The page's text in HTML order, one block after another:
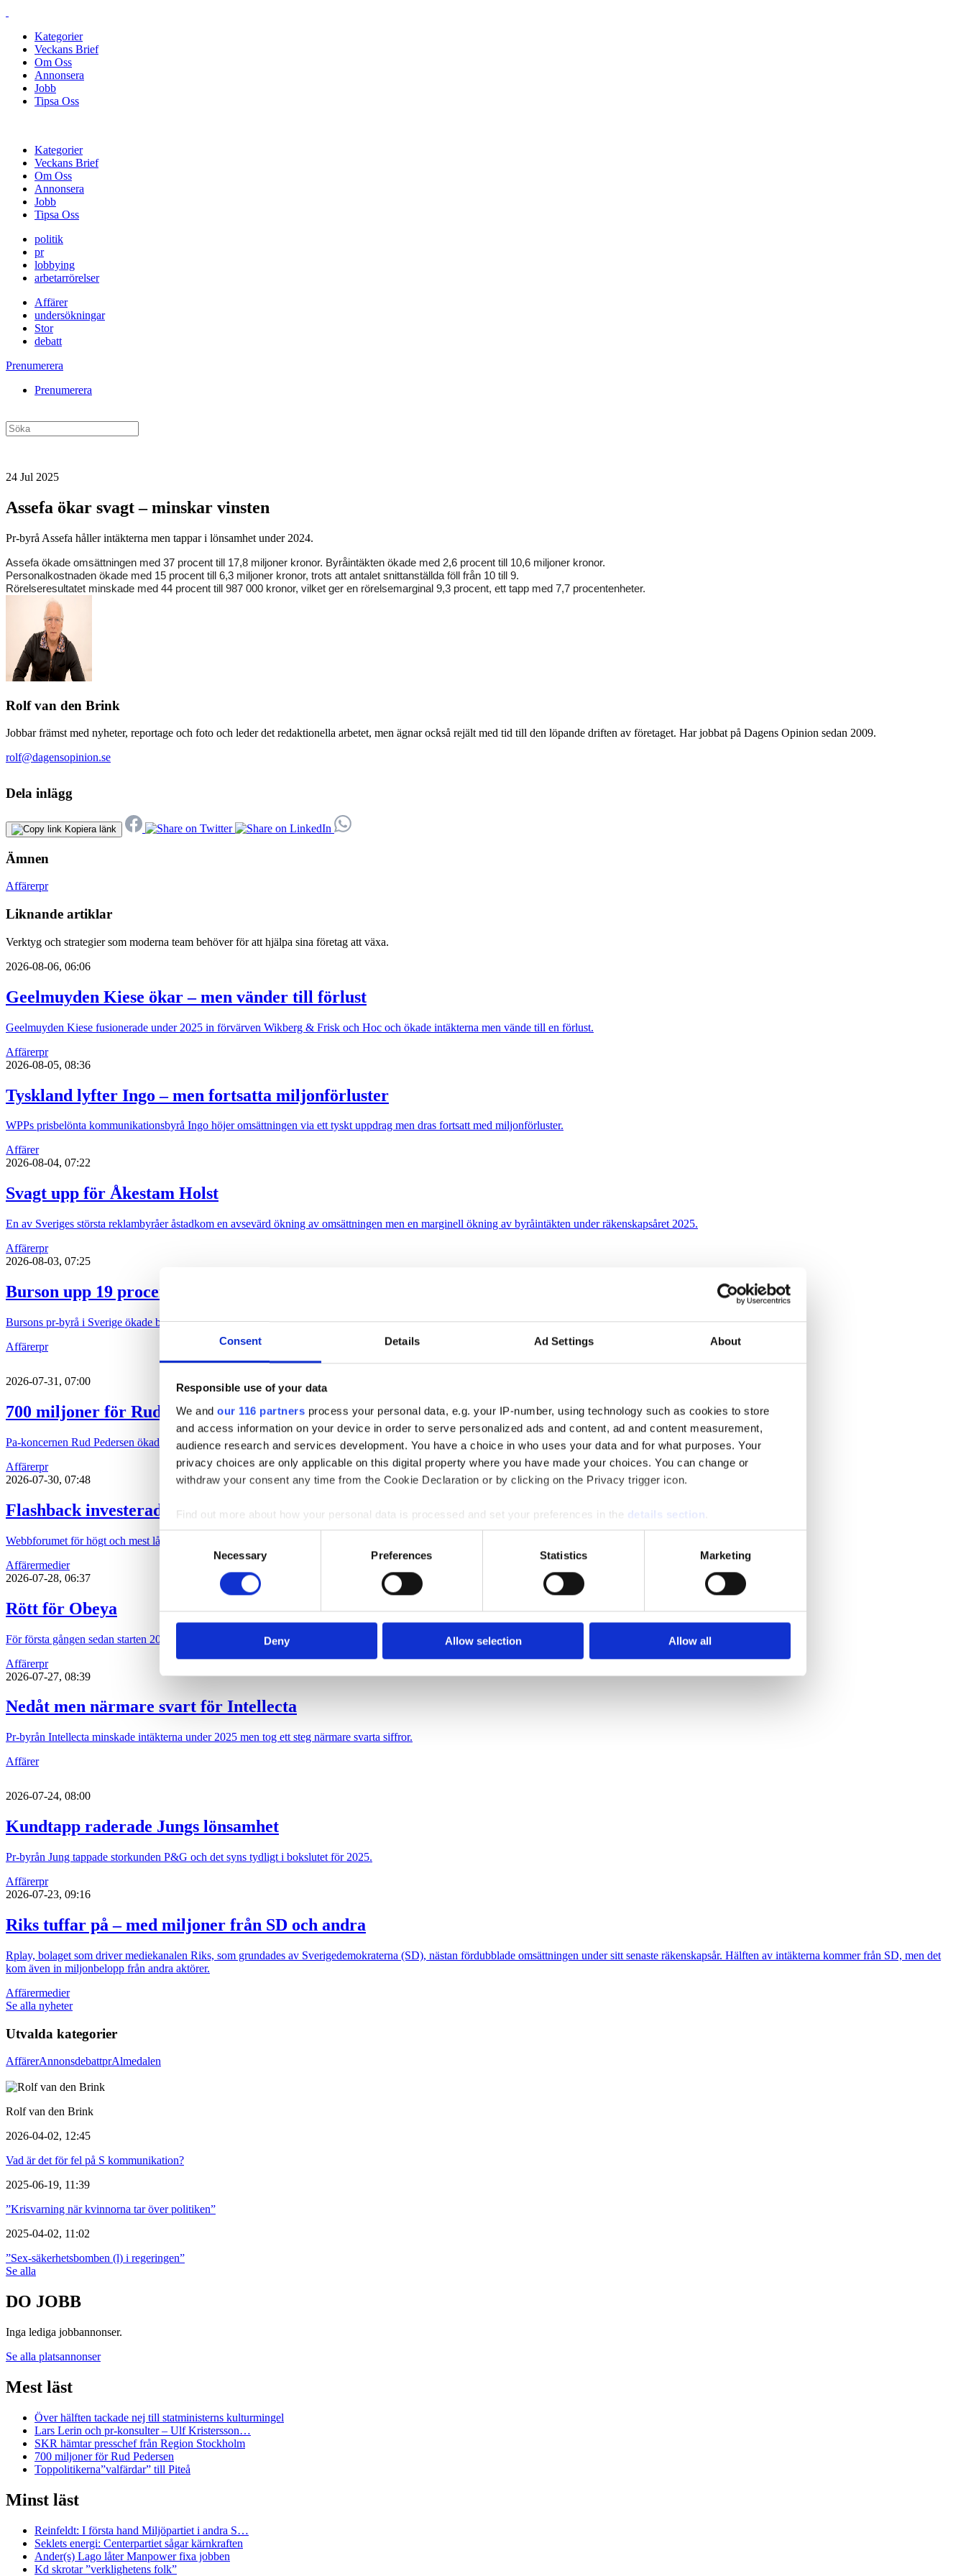
Consent Details Ad Settings About
Responsible use of your data
We and our 116 partners process your personal data, e.g. your IP-number, using technology such as cookies to store
and access information on your device in order to serve personalized ads and content, ad and content measurement,
audience research and services development. You have a choice in who uses your data and for what purposes. Your
privacy choices are only applicable on this digital property where you have made your choices. You can change or
withdraw your consent any time from the Cookie Declaration or by clicking on the Privacy trigger icon.
Find out more about how your personal data is processed and set your preferences in the details section
We use cookies to personalise content and ads, to provide social media features and to analyse our traffic. We also share
information about your use of our site with our social media, advertising and analytics partners who may combine it with
other information that you’ve provided to them or that they’ve collected from your use of their services.
Consent
Necessary Preferences Statistics Marketing
Deny Allow selection Allow all
Kategorier
Veckans Brief
Om Oss
Annonsera
Jobb
Tipsa Oss
Kategorier
Veckans Brief
Om Oss
Annonsera
Jobb
Tipsa Oss
politik
pr
lobbying
arbetarrörelser
Affärer
undersökningar
Stor
debatt
Prenumerera
Prenumerera
24 Jul 2025
Assefa ökar svagt – minskar vinsten
Pr-byrå Assefa håller intäkterna men tappar i lönsamhet under 2024.
Assefa ökade omsättningen med 37 procent till 17,8 miljoner kronor. Byråintäkten ökade med 2,6 procent till 10,6 miljoner kronor.
Personalkostnaden ökade med 15 procent till 6,3 miljoner kronor, trots att antalet snittanställda föll från 10 till 9.
Rörelseresultatet minskade med 44 procent till 987 000 kronor, vilket ger en rörelsemarginal 9,3 procent, ett tapp med 7,7 procentenheter.
Rolf van den Brink
Jobbar främst med nyheter, reportage och foto och leder det redaktionella arbetet, men ägnar också rejält med tid till den löpande driften av företaget. Har jobbat på Dagens Opinion sedan 2009.
rolf@dagensopinion.se
Dela inlägg
Kopiera länk
Ämnen
Affärerpr
Liknande artiklar
Verktyg och strategier som moderna team behöver för att hjälpa sina företag att växa.
2026-08-06, 06:06
Geelmuyden Kiese ökar – men vänder till förlust
Geelmuyden Kiese fusionerade under 2025 in förvärven Wikberg & Frisk och Hoc och ökade intäkterna men vände till en förlust.
Affärerpr
2026-08-05, 08:36
Tyskland lyfter Ingo – men fortsatta miljonförluster
WPPs prisbelönta kommunikationsbyrå Ingo höjer omsättningen via ett tyskt uppdrag men dras fortsatt med miljonförluster.
Affärer
2026-08-04, 07:22
Svagt upp för Åkestam Holst
En av Sveriges största reklambyråer åstadkom en avsevärd ökning av omsättningen men en marginell ökning av byråintäkten under räkenskapsåret 2025.
Affärerpr
2026-08-03, 07:25
Burson upp 19 procent
Bursons pr-byrå i Sverige ökade både intäkten och vinsten under 2025.
Affärerpr
2026-07-31, 07:00
700 miljoner för Rud Pedersen
Pa-koncernen Rud Pedersen ökade under 2025 både intäkten och lönsamheten och passerade 700 miljoner kronor i omsättning.
Affärerpr
2026-07-30, 07:48
Flashback investerade bort vinsten
Webbforumet för högt och mest lågt, Flashback, ökade omsättningen men tappade i lönsamhet under 2025.
Affärermedier
2026-07-28, 06:37
Rött för Obeya
För första gången sedan starten 2015 har pr-byrån Obeya gått med förlust. Det skedde räkenskapsåret 2025.
Affärerpr
2026-07-27, 08:39
Nedåt men närmare svart för Intellecta
Pr-byrån Intellecta minskade intäkterna under 2025 men tog ett steg närmare svarta siffror.
Affärer
2026-07-24, 08:00
Kundtapp raderade Jungs lönsamhet
Pr-byrån Jung tappade storkunden P&G och det syns tydligt i bokslutet för 2025.
Affärerpr
2026-07-23, 09:16
Riks tuffar på – med miljoner från SD och andra
Rplay, bolaget som driver mediekanalen Riks, som grundades av Sverigedemokraterna (SD), nästan fördubblade omsättningen under sitt senaste räkenskapsår. Hälften av intäkterna kommer från SD, men det
kom även in miljonbelopp från andra aktörer.
Affärermedier
Se alla nyheter
Utvalda kategorier
AffärerAnnonsdebattprAlmedalen
Rolf van den Brink
2026-04-02, 12:45
Vad är det för fel på S kommunikation?
2025-06-19, 11:39
”Krisvarning när kvinnorna tar över politiken”
2025-04-02, 11:02
”Sex-säkerhetsbomben (l) i regeringen”
Se alla
DO JOBB
Inga lediga jobbannonser.
Se alla platsannonser
Mest läst
Över hälften tackade nej till statministerns kulturmingel
Lars Lerin och pr-konsulter – Ulf Kristersson…
SKR hämtar presschef från Region Stockholm
700 miljoner för Rud Pedersen
Toppolitikerna”valfärdar” till Piteå
Minst läst
Reinfeldt: I första hand Miljöpartiet i andra S…
Seklets energi: Centerpartiet sågar kärnkraften
Ander(s) Lago låter Manpower fixa jobben
Kd skrotar ”verklighetens folk”